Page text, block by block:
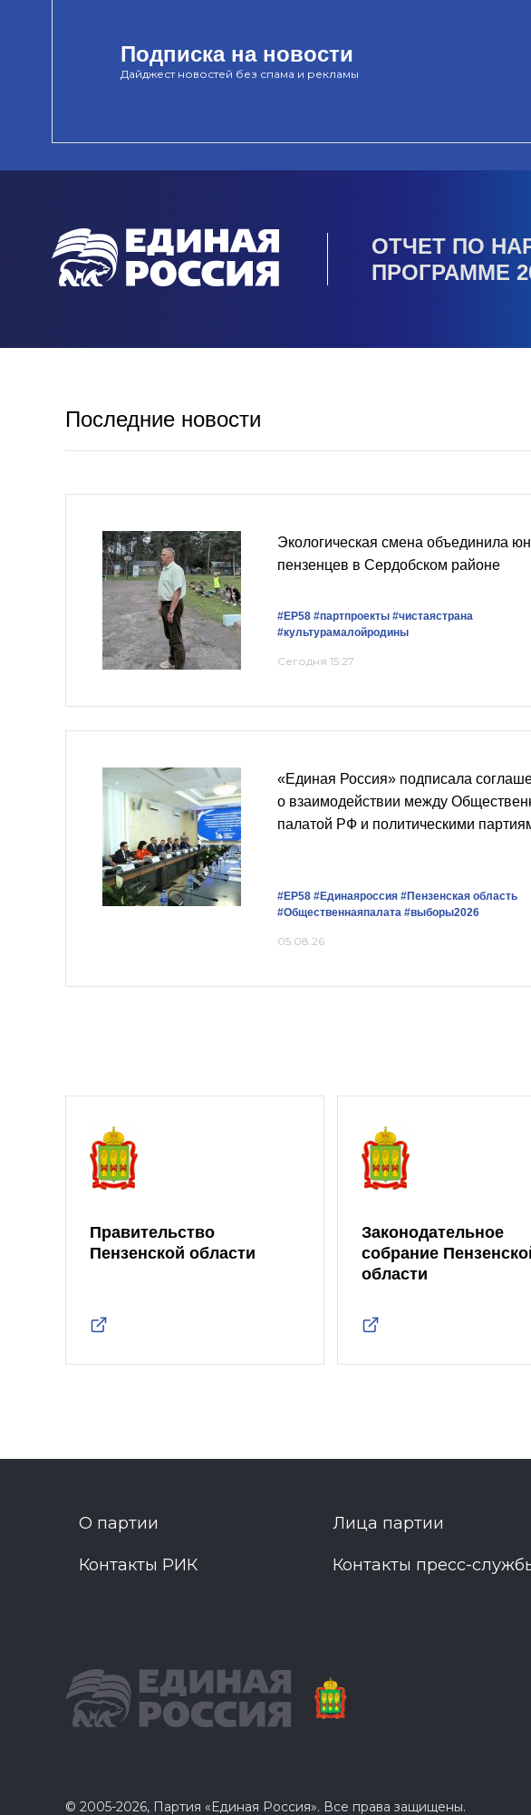
Подписка на новости
Дайджест новостей без спама и рекламы
ОТЧЕТ ПО
ПРОГРАММЕ
Последние новости
Экологическая смена объединила
пензенцев в Сердобском районе
#ЕР58 #партпроекты #чистаястрана
#культурамалойродины
Сегодня 15:27
«Единая Россия» подписала
о взаимодействии между
палатой РФ и политическими
#ЕР58 #Единаяроссия #Пензенская область
#Общественнаяпалата #выборы2026
05.08.26
Правительство
Пензенской области
Законодательное
собрание
области
О партии Лица партии
Контакты РИК Контакты пресс-
© 2005-2026, Партия «Единая Россия». Все права защищены.